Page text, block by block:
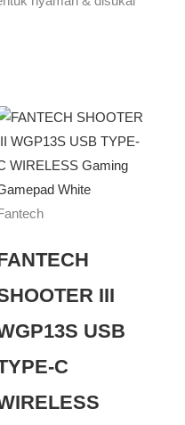
III
USB
C